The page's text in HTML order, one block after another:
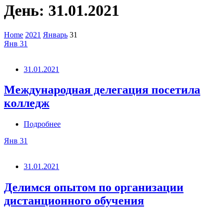
День: 31.01.2021
Home 2021 Январь 31
Янв 31
31.01.2021
Международная делегация посетила
колледж
Подробнее
Янв 31
31.01.2021
Делимся опытом по организации
дистанционного обучения